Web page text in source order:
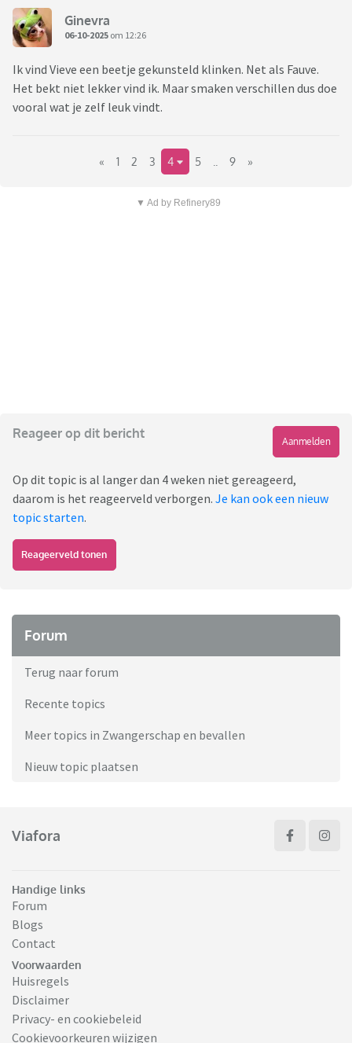
Ginevra
06-10-2025 om 12:26
Ik vind Vieve een beetje gekunsteld klinken. Net als Fauve.
Het bekt niet lekker vind ik. Maar smaken verschillen dus doe
vooral wat je zelf leuk vindt.
« 1 2 3 4 5 9 »
▼ Ad by Refinery89
Reageer op dit bericht
Aanmelden
Op dit topic is al langer dan 4 weken niet gereageerd,
daarom is het reageerveld verborgen. Je kan ook een nieuw
topic starten.
Reageerveld tonen
Forum
Terug naar forum
Recente topics
Meer topics in Zwangerschap en bevallen
Nieuw topic plaatsen
Viafora
Handige links
Forum
Blogs
Contact
Voorwaarden
Huisregels
Disclaimer
Privacy- en cookiebeleid
Cookievoorkeuren wijzigen